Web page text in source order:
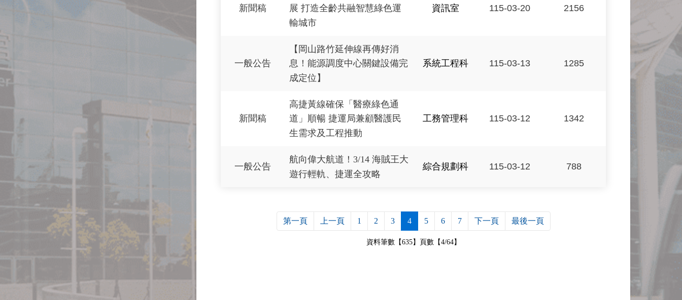
新聞稿
展 打造全齡共融智慧綠色運
輸城市
資訊室 115-03-20 2156
一般公告
【岡山路竹延伸線再傳好消
息！能源調度中心關鍵設備完
成定位】
系統工程科 115-03-13 1285
新聞稿
高捷黃線確保「醫療綠色通
道」順暢 捷運局兼顧醫護民
生需求及工程推動
工務管理科 115-03-12 1342
一般公告
航向偉大航道！3/14 海賊王大
遊行輕軌、捷運全攻略
綜合規劃科 115-03-12 788
第一頁 上一頁 1 2 3 4 5 6 7 下一頁 最後一頁
資料筆數【635】頁數【4/64】